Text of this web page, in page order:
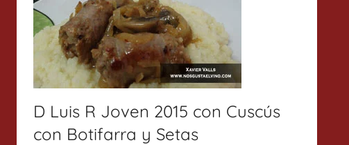
D Luis R Joven 2015 con Cuscús
con Botifarra y Setas